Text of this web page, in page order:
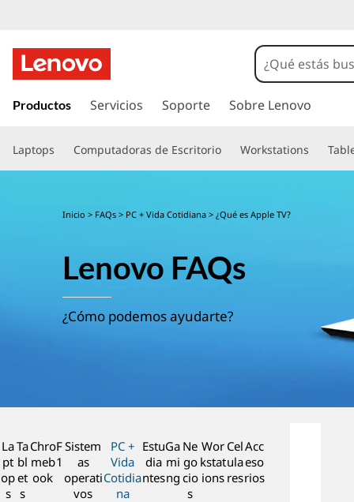
r
c
o
l
Productos Servicios Soporte Sobre Lenovo
Laptops Computadoras de Escritorio Workstations
Inicio > FAQs > PC + Vida Cotidiana> ¿Qué es Apple TV?
Lenovo FAQs
¿Cómo podemos ayudarte?
La
pt
op
s
Ta
bl
et
s
Chro
meb
ook
F
1
Sistem
as
operati
vos
PC +
Vida
Cotidia
na
Estu
dia
ntes
Ga
mi
ng
Ne
go
cio
s
Wor
kstat
ions
Cel
ula
res
Acc
eso
rios